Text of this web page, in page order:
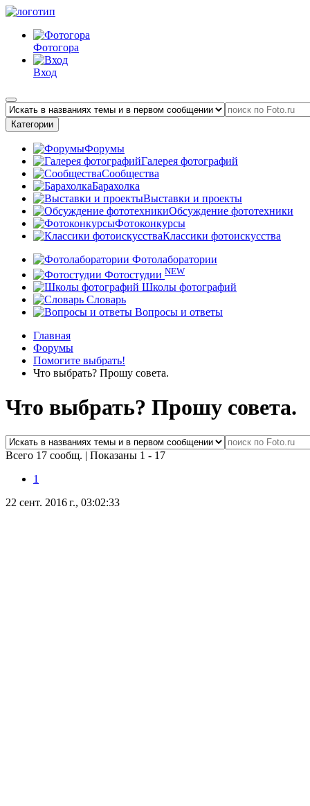
Фотогора
Вход
Категории
Форумы
Галерея фотографий
Сообщества
Барахолка
Выставки и проекты
Обсуждение фототехники
Фотоконкурсы
Классики фотоискусства
Фотолаборатории
Фотостудии NEW
Школы фотографий
Словарь
Вопросы и ответы
Главная
Форумы
Помогите выбрать!
Что выбрать? Прошу совета.
Что выбрать? Прошу совета.
Всего 17 сообщ. | Показаны 1 - 17
1
22 сент. 2016 г., 03:02:33